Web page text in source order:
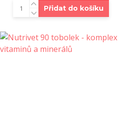
Přidat do košíku